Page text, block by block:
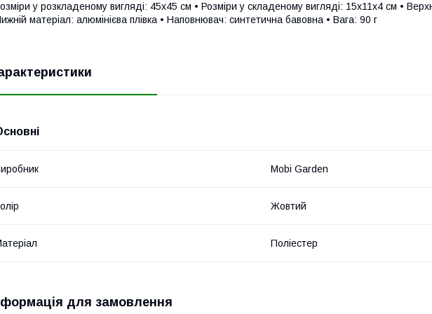
у розкладеному вигляді: 45х45 см • Розміри у складеному вигляді: 15х11х4 см •
матеріал: алюмінієва плівка • Наповнювач: синтетична бавовна • Вага: 90 г
Mobi Garden
Жовтий
Поліестер
для замовлення